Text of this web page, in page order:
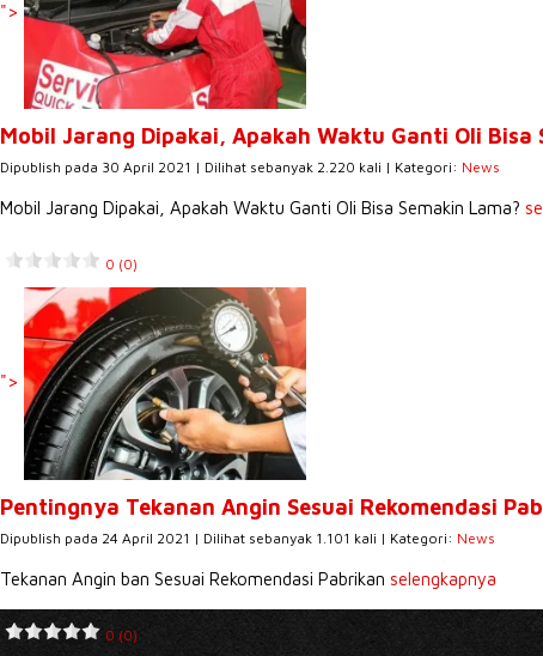
">
Mobil Jarang Dipakai, Apakah Waktu Ganti Oli Bisa
Dipublish pada 30 April 2021 | Dilihat sebanyak 2.220 kali | Kategori: News
Mobil Jarang Dipakai, Apakah Waktu Ganti Oli Bisa Semakin Lama?
0 (0)
">
Pentingnya Tekanan Angin Sesuai Rekomendasi
Dipublish pada 24 April 2021 | Dilihat sebanyak 1.101 kali | Kategori: News
Tekanan Angin ban Sesuai Rekomendasi Pabrikan selengkapnya
0 (0)